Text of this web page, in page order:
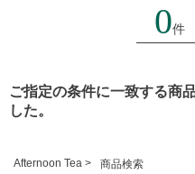
0件
ご指定の条件に一致する商
した。
Afternoon Tea > 商品検索